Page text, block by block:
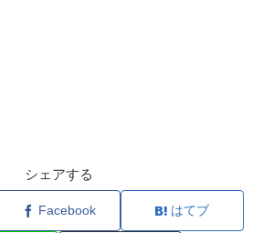
シェアする
Facebook はてブ